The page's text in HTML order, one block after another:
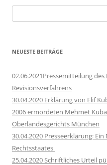
nach:
NEUESTE BEITRÄGE
02.06.2021Pressemitteilung
Revisionsverfahrens
30.04.2020 Erklärung von Elif
2006 ermordeten Mehmet
Oberlandesgerichts München
30.04.2020 Presseerklärung:
Rechtsstaates
25.04.2020 Schriftliches Urteil